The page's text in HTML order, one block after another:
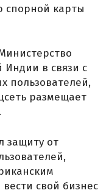
спорной карты
в связи с
пользователей,
размещает
защиту от
свой бизнес